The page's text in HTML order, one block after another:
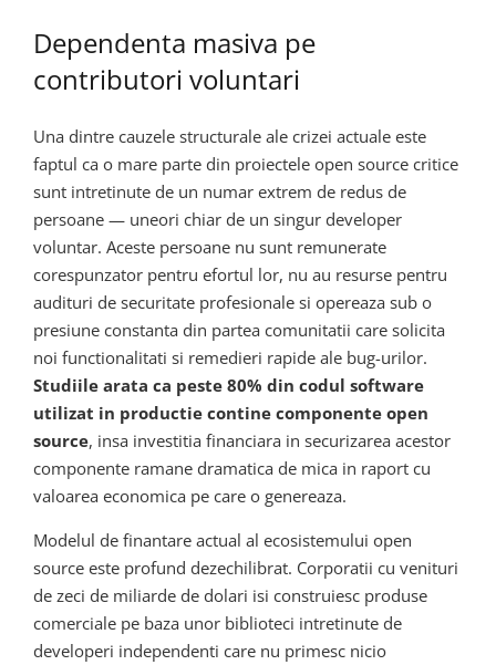
Dependenta masiva pe
contributori voluntari
Una dintre cauzele structurale ale crizei actuale este
faptul ca o mare parte din proiectele open source critice
sunt intretinute de un numar extrem de redus de
persoane — uneori chiar de un singur developer
voluntar. Aceste persoane nu sunt remunerate
corespunzator pentru efortul lor, nu au resurse pentru
audituri de securitate profesionale si opereaza sub o
presiune constanta din partea comunitatii care solicita
noi functionalitati si remedieri rapide ale bug-urilor.
Studiile arata ca peste 80% din codul software
utilizat in productie contine componente open
source, insa investitia financiara in securizarea acestor
componente ramane dramatica de mica in raport cu
valoarea economica pe care o genereaza.
Modelul de finantare actual al ecosistemului open
source este profund dezechilibrat. Corporatii cu venituri
de zeci de miliarde de dolari isi construiesc produse
comerciale pe baza unor biblioteci intretinute de
developeri independenti care nu primesc nicio